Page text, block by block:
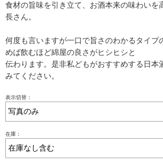
食材の旨味を引き立て、お酒本来の味わいを
長さん。
何度も言いますが一口で旨さのわかるタイプ
めば飲むほど綿屋の良さがヒシヒシと
伝わります。是非私どもがおすすめする日本
みてください。
表示切替：
在庫：